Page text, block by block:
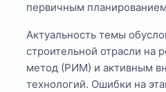
первичным планированием
Актуальность темы
строительной отрасли на
метод (РИМ) и активным
технологий. Ошибки на